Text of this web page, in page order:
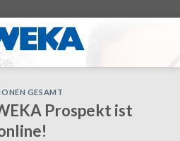
GESAMT
Prospekt ist